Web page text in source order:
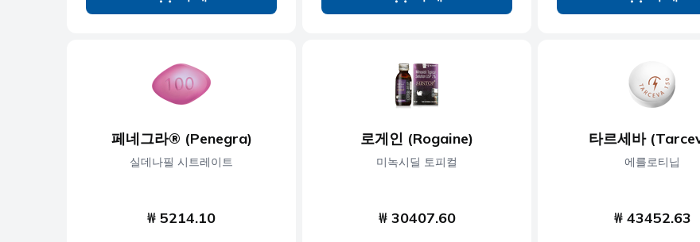
페네그라® (Penegra)
실데나필 시트레이트
₩ 5214.10
로게인 (Rogaine)
미녹시딜 토피컬
₩ 30407.60
타르세바
에를로티닙
₩ 43452.63